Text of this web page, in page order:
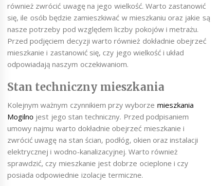
również zwrócić uwagę na jego wielkość. Warto zastanowić
się, ile osób będzie zamieszkiwać w mieszkaniu oraz jakie są
nasze potrzeby pod względem liczby pokojów i metrażu.
Przed podjęciem decyzji warto również dokładnie obejrzeć
mieszkanie i zastanowić się, czy jego wielkość i układ
odpowiadają naszym oczekiwaniom.
Stan techniczny mieszkania
Kolejnym ważnym czynnikiem przy wyborze mieszkania
Mogilno jest jego stan techniczny. Przed podpisaniem
umowy najmu warto dokładnie obejrzeć mieszkanie i
zwrócić uwagę na stan ścian, podłóg, okien oraz instalacji
elektrycznej i wodno-kanalizacyjnej. Warto również
sprawdzić, czy mieszkanie jest dobrze ocieplone i czy
posiada odpowiednie izolacje termiczne.